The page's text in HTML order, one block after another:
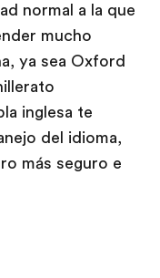
normal a la que
mucho
ya sea Oxford
inglesa te
del idioma,
más seguro e